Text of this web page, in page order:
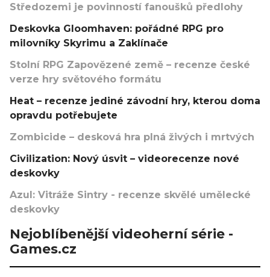
Středozemi je povinností fanoušků předlohy
Deskovka Gloomhaven: pořádné RPG pro
milovníky Skyrimu a Zaklínače
Stolní RPG Zapovězené země – recenze české
verze hry světového formátu
Heat – recenze jediné závodní hry, kterou doma
opravdu potřebujete
Zombicide – desková hra plná živých i mrtvých
Civilization: Nový úsvit – videorecenze nové
deskovky
Azul: Vitráže Sintry - recenze skvělé umělecké
deskovky
Nejoblíbenější videoherní série -
Games.cz